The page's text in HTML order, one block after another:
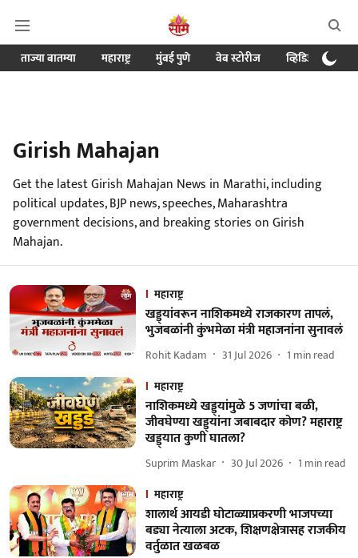
ताज्या बातम्या महाराष्ट्र मुंबई पुणे वेब स्टोरीज व्हिडिओ
Girish Mahajan
Get the latest Girish Mahajan News in Marathi, including
political updates, BJP news, speeches, Maharashtra
government decisions, and breaking stories on Girish
Mahajan.
महाराष्ट्र
खड्ड्यांवरून नाशिकमध्ये राजकारण तापलं,
भुजबळांनी कुंभमेळा मंत्री महाजनांना सुनावलं
Rohit Kadam 31 Jul 2026 1 min read
महाराष्ट्र
नाशिकमध्ये खड्ड्यांमुळे 5 जणांचा बळी,
जीवघेण्या खड्ड्यांना जबाबदार कोण? महाराष्ट्र
खड्ड्यात कुणी घातला?
Suprim Maskar 30 Jul 2026 1 min read
महाराष्ट्र
शालार्थ आयडी घोटाळ्याप्रकरणी भाजपच्या
बड्या नेत्याला अटक, शिक्षणक्षेत्रासह राजकीय
वर्तुळात खळबळ